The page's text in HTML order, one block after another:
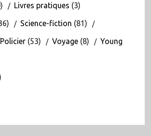
Livres pratiques (3)
Science-fiction (81)
(53) Voyage(8) Young